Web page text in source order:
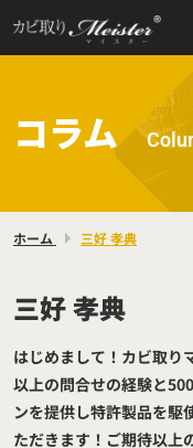
コラム
ホーム 三好 孝典
三好 孝典
はじめまして！カビ取り
以上の問合せの経験と
ンを提供し特許製品を駆
ただきます！ご期待以上